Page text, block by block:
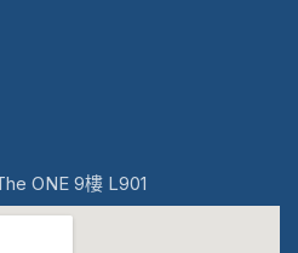
ONE 9樓 L901